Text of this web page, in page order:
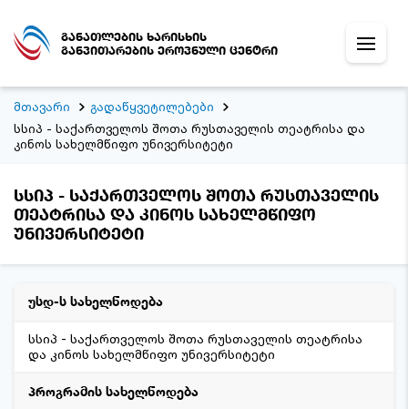
განათლების ხარისხის
განვითარების ეროვნული ცენტრი
მთავარი
გადაწყვეტილებები
სსიპ - საქართველოს შოთა რუსთაველის თეატრისა და
კინოს სახელმწიფო უნივერსიტეტი
სსიპ - საქართველოს შოთა რუსთაველის
თეატრისა და კინოს სახელმწიფო
უნივერსიტეტი
უსდ-ს სახელწოდება
სსიპ - საქართველოს შოთა რუსთაველის თეატრისა
და კინოს სახელმწიფო უნივერსიტეტი
პროგრამის სახელწოდება